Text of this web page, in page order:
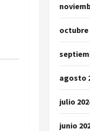
octubre
agosto
julio
junio